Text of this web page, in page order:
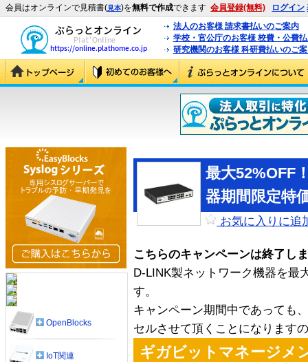
会員はオンラインで見積書(見本)を無料で作成できます 会員登録(無料) ログイン
法人のお客様 請求書払いのご案内
学校・官公庁のお客様 校費・公費
研究機関のお客様 科研費払いのご
最大52%OFF
器期間限定特
お気に入りに追
こちらのキャンペーンは終了し
D-LINK製ネットワーク機器を最
す。
キャンペーン期間中であっても
セルさせて頂くことになります
ギガビットマネージメ
OpenBlocks
IoT関連